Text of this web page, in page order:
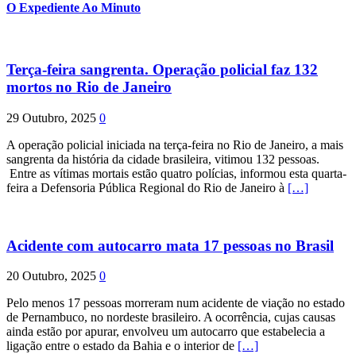
O Expediente Ao Minuto
Terça-feira sangrenta. Operação policial faz 132
mortos no Rio de Janeiro
29 Outubro, 2025 0
A operação policial iniciada na terça-feira no Rio de Janeiro, a mais
sangrenta da história da cidade brasileira, vitimou 132 pessoas.
Entre as vítimas mortais estão quatro polícias, informou esta quarta-
feira a Defensoria Pública Regional do Rio de Janeiro à […]
Acidente com autocarro mata 17 pessoas no Brasil
20 Outubro, 2025 0
Pelo menos 17 pessoas morreram num acidente de viação no estado
de Pernambuco, no nordeste brasileiro. A ocorrência, cujas causas
ainda estão por apurar, envolveu um autocarro que estabelecia a
ligação entre o estado da Bahia e o interior de […]